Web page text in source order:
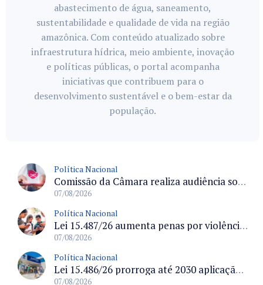
abastecimento de água, saneamento,
sustentabilidade e qualidade de vida na região
amazônica. Com conteúdo atualizado sobre
infraestrutura hídrica, meio ambiente, inovação
e políticas públicas, o portal acompanha
iniciativas que contribuem para o
desenvolvimento sustentável e o bem-estar da
população.
Política Nacional
Comissão da Câmara realiza audiência sobre apostas online para medir o tamanho do mercado ilegal
07/08/2026
Política Nacional
Lei 15.487/26 aumenta penas por violência sexual digital contra crianças e adolescentes e autoriza ronda virtual para investigação
07/08/2026
Política Nacional
Lei 15.486/26 prorroga até 2030 aplicação do FGTS em crédito para hospitais filantrópicos e santas casas
07/08/2026